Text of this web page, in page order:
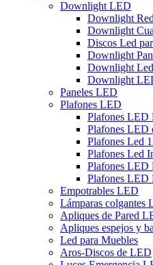
Downlight LED
Downlight
Downlight
Discos Led
Downlight
Downlight
Downlight
Paneles LED
Plafones LED
Plafones LED
Plafones LED
Plafones Led
Plafones Led
Plafones LED
Plafones LED
Empotrables LED
Lámparas colgantes
Apliques de Pared
Apliques espejos y
Led para Muebles
Aros-Discos de LED